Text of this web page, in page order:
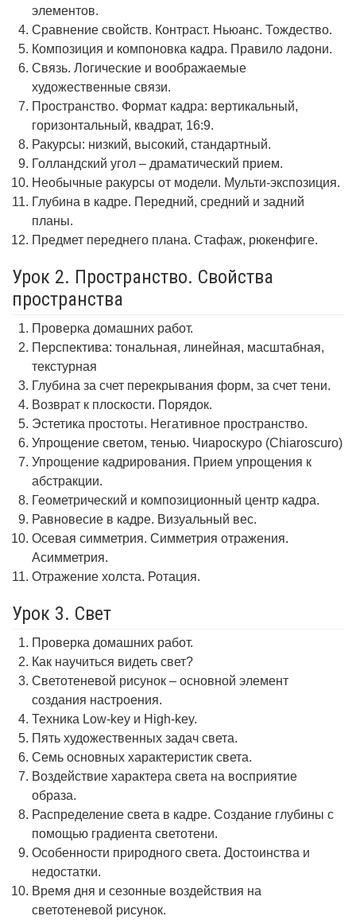
элементов.
Сравнение свойств. Контраст. Ньюанс. Тождество.
Композиция и компоновка кадра. Правило ладони.
Связь. Логические и воображаемые
художественные связи.
Пространство. Формат кадра: вертикальный,
горизонтальный, квадрат, 16:9.
Ракурсы: низкий, высокий, стандартный.
Голландский угол – драматический прием.
Необычные ракурсы от модели. Мульти-экспозиция.
Глубина в кадре. Передний, средний и задний
планы.
Предмет переднего плана. Стафаж, рюкенфиге.
Урок 2. Пространство. Свойства
пространства
Проверка домашних работ.
Перспектива: тональная, линейная, масштабная,
текстурная
Глубина за счет перекрывания форм, за счет тени.
Возврат к плоскости. Порядок.
Эстетика простоты. Негативное пространство.
Упрощение светом, тенью. Чиароскуро (Chiaroscuro)
Упрощение кадрирования. Прием упрощения к
абстракции.
Геометрический и композиционный центр кадра.
Равновесие в кадре. Визуальный вес.
Осевая симметрия. Симметрия отражения.
Асимметрия.
Отражение холста. Ротация.
Урок 3. Свет
Проверка домашних работ.
Как научиться видеть свет?
Светотеневой рисунок – основной элемент
создания настроения.
Техника Low-key и High-key.
Пять художественных задач света.
Семь основных характеристик света.
Воздействие характера света на восприятие
образа.
Распределение света в кадре. Создание глубины с
помощью градиента светотени.
Особенности природного света. Достоинства и
недостатки.
Время дня и сезонные воздействия на
светотеневой рисунок.